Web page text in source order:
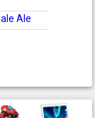
Ale